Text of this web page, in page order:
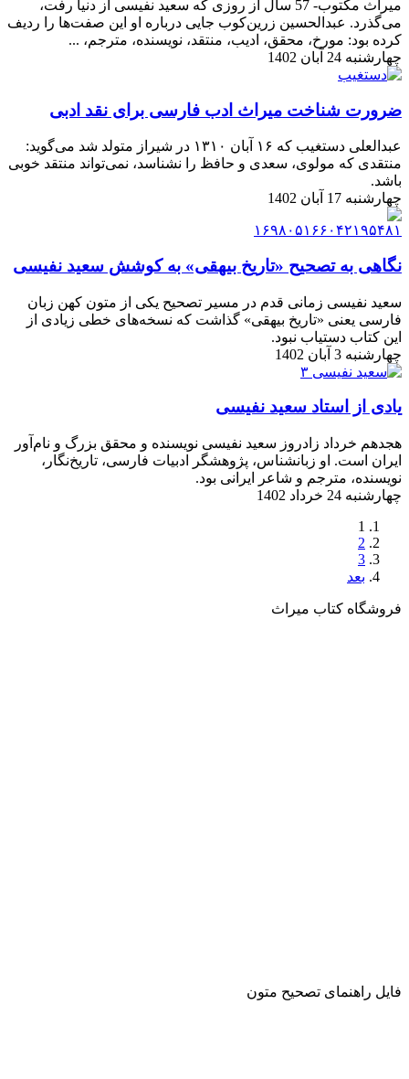
میراث مکتوب- 57 سال از روزی که سعید نفیسی از دنیا رفت،
می‌گذرد. عبدالحسین زرین‌کوب جایی درباره او این صفت‌ها را ردیف
کرده بود: مورخ، محقق، ادیب، منتقد، نویسنده، مترجم، ...
چهارشنبه 24 آبان 1402
ضرورت شناخت میراث ادب فارسی برای نقد ادبی
عبدالعلی دستغیب که ۱۶ آبان ۱۳۱۰ در شیراز متولد شد می‌گوید:
منتقدی که مولوی، سعدی و حافظ را نشناسد، نمی‌تواند منتقد خوبی
باشد.
چهارشنبه 17 آبان 1402
نگاهی به تصحیح «تاریخ بیهقی» به کوشش سعید نفیسی
سعید نفیسی زمانی قدم در مسیر تصحیح یکی از متون کهن زبان
فارسی یعنی «تاریخ بیهقی» گذاشت که نسخه‌های خطی زیادی از
این کتاب دستیاب نبود.
چهارشنبه 3 آبان 1402
یادی از استاد سعید نفیسی
هجدهم خرداد زادروز سعید نفیسی نویسنده و محقق بزرگ و نام‌آور
ایران است. او زبانشناس، پژوهشگر ادبیات فارسی، تاریخ‌نگار،
نویسنده، مترجم و شاعر ایرانی بود.
چهارشنبه 24 خرداد 1402
1
2
3
بعد
فروشگاه کتاب میراث
فایل راهنمای تصحیح متون